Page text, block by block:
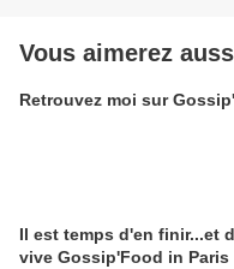
Vous aimerez
Retrouvez moi sur
Il est temps d'en finir...et
vive Gossip'Food in Paris